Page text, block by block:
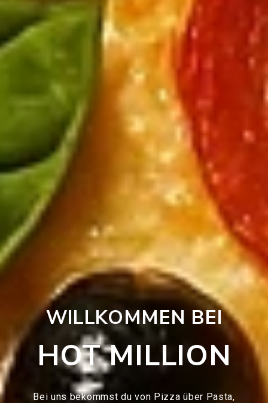
WILLKOMMEN BEI
HOT MILLION
Bei uns bekommst du von Pizza über Pasta,